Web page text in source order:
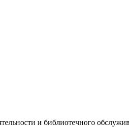
и библиотечного